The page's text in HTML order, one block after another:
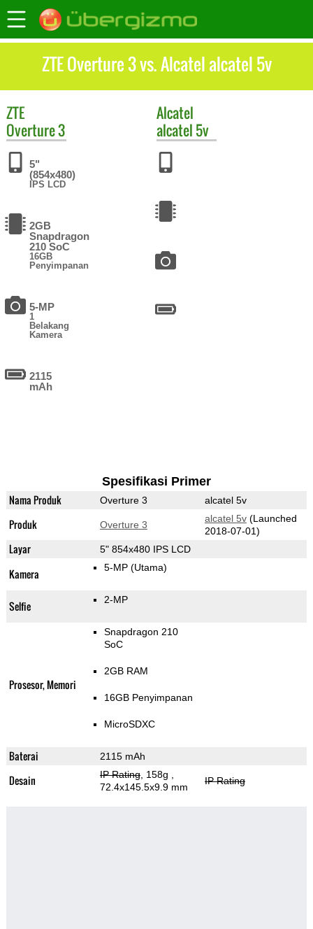
ZTE Overture 3 vs. Alcatel alcatel 5v
ZTE
Overture 3
5"
(854x480)
IPS LCD
2GB
Snapdragon
210 SoC
16GB
Penyimpanan
5-MP
1
Belakang
Kamera
2115
mAh
Alcatel
alcatel 5v
Spesifikasi Primer
Nama Produk Overture 3 alcatel 5v
Produk Overture 3
alcatel 5v(Launched
2018-07-01)
Layar 5" 854x480 IPS LCD
Kamera 5-MP (Utama)
Selfie 2-MP
Prosesor, Memori
Snapdragon 210
SoC
2GB RAM
16GB Penyimpanan
MicroSDXC
Baterai 2115 mAh
Desain IP Rating, 158g
72.4x145.5x9.9 mm
IP Rating